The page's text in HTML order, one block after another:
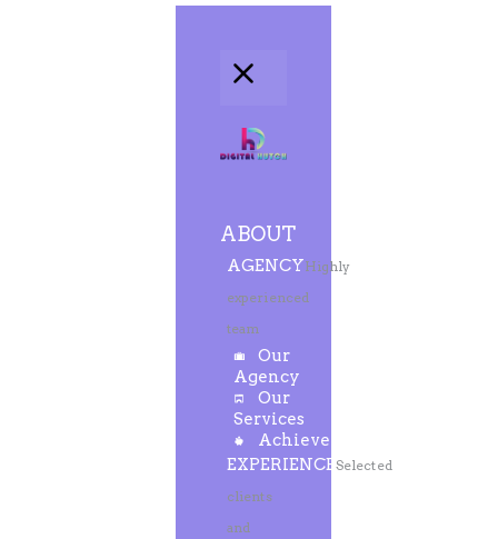
ABOUT
AGENCYHighly
experienced
team
Our
Agency
Our
Services
Achievements
EXPERIENCE Selected
clients
and